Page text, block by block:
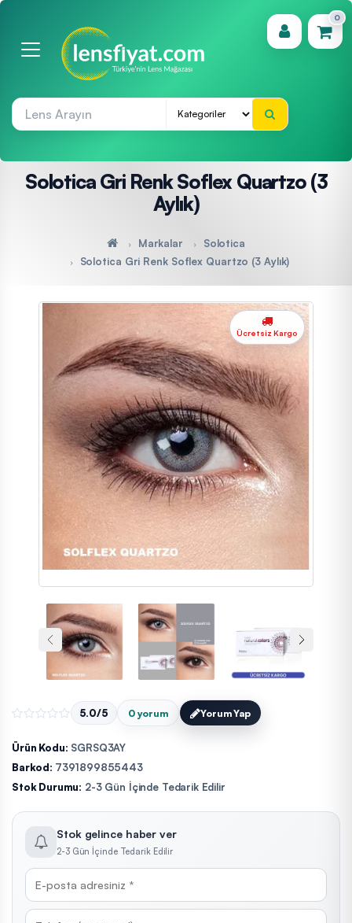
0
(0)
Solotica Gri Renk Soflex Quartzo (3
Aylık)
Markalar
Solotica
Solotica Gri Renk Soflex Quartzo (3 Aylık)
Ücretsiz Kargo
5.0/5 0 yorum Yorum Yap
Ürün Kodu: SGRSQ3AY
Barkod: 7391899855443
Stok Durumu: 2-3 Gün İçinde Tedarik Edilir
Stok gelince haber ver
2-3 Gün İçinde Tedarik Edilir